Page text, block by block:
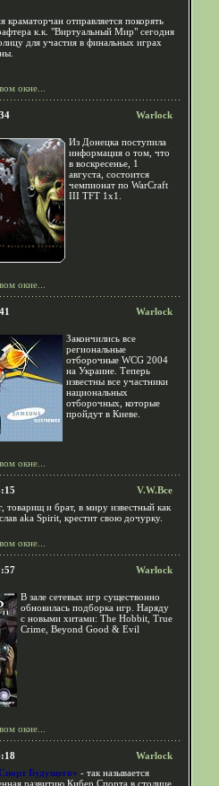
краматорчан отправляется покорять
к.к. "Виртуальный Мир" сегодня
для участия в финальных играх
окне...
Warlock
Из Донецка поступила
информация о том, что
в воскресенье, 1
августа, состоится
чемпионат по WarCraft
III TFT 1x1.
окне...
Warlock
Закончились все
региональные
отборочные WCG 2004
на Украине. Теперь
известны все участники
национальных
отборочных, которые
пройдут в Киеве.
окне...
V.W.Bce
товарищ и брат, в миру известный как
aka Spirit, крестит свою дочурку.
окне...
Warlock
В зале сетевых игр существонно
обновилась подборка игр. Наряду
с новыми хитами: The Hobbit, True
Crime, Beyond Good & Evil
окне...
Warlock
Будущего» - так называется
развитию Кибер Спорта в столице